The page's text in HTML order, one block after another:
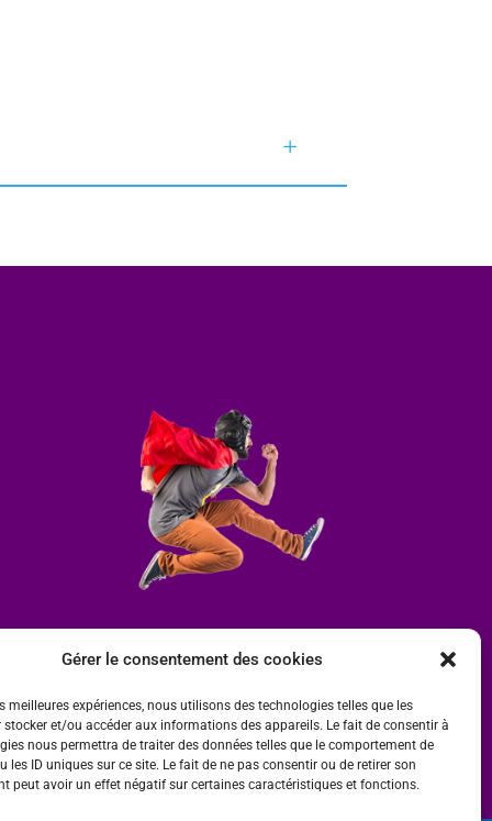
Gérer le consentement des cookies
meilleures expériences, nous utilisons des technologies telles que les
stocker et/ou accéder aux informations des appareils. Le fait de consentir à
nous permettra de traiter des données telles que le comportement de
les ID uniques sur ce site. Le fait de ne pas consentir ou de retirer son
peut avoir un effet négatif sur certaines caractéristiques et fonctions.